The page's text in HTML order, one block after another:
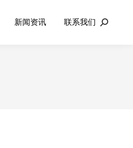
新闻资讯 联系我们 Search: